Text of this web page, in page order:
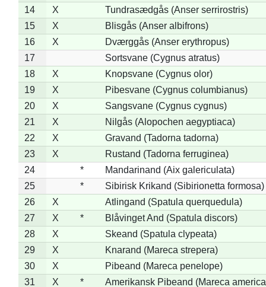
14
X
Tundrasædgås (Anser serrirostris)
15
X
Blisgås (Anser albifrons)
16
X
Dværggås (Anser erythropus)
17
Sortsvane (Cygnus atratus)
18
X
Knopsvane (Cygnus olor)
19
X
Pibesvane (Cygnus columbianus)
20
X
Sangsvane (Cygnus cygnus)
21
X
Nilgås (Alopochen aegyptiaca)
22
X
Gravand (Tadorna tadorna)
23
X
Rustand (Tadorna ferruginea)
24
*
Mandarinand (Aix galericulata)
25
*
Sibirisk Krikand (Sibirionetta formosa)
26
X
Atlingand (Spatula querquedula)
27
X *
Blåvinget And (Spatula discors)
28
X
Skeand (Spatula clypeata)
29
X
Knarand (Mareca strepera)
30
X
Pibeand (Mareca penelope)
31
X *
Amerikansk Pibeand (Mareca